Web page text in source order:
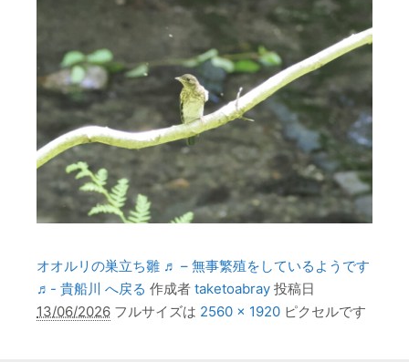
オオルリの巣立ち雛 ♬ – 無事繁殖をしているようです
♬- 貴船川 へ戻る 作成者 taketoabray 投稿日
13/06/2026 フルサイズは 2560 × 1920 ピクセルです